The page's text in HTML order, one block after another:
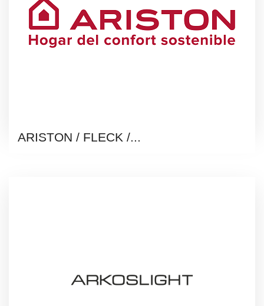
ARISTON / FLECK /...